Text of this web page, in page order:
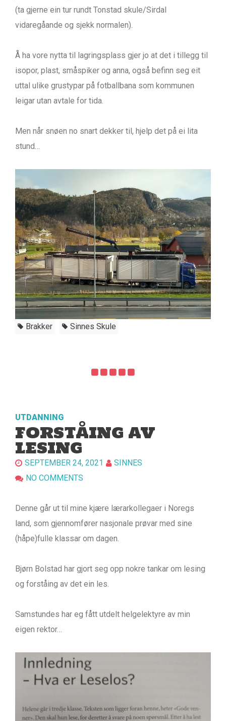
(ta gjerne ein tur rundt Tonstad skule/Sirdal
vidaregåande og sjekk normalen).
Å ha vore nytta til lagringsplass gjer jo at det i tillegg til
isopor, plast, småspiker og anna, også befinn seg eit
uttal ulike grustypar på fotballbana som kommunen
leigar utan avtale for tida.
Men når snøen no snart dekker til, hjelp det på ei lita
stund…
Brakker Sinnes Skule
UTDANNING
FORSTÅING AV
LESING
SEPTEMBER 24, 2021
SINNES
NO COMMENTS
Denne går ut til mine kjære lærarkollegaer i Noregs
land, som gjennomfører nasjonale prøvar med sine
(håpe)fulle klassar om dagen.
Bjørn Bolstad har gjort seg opp nokre tankar om lesing
og forståing av det ein les.
Samstundes har eg fått utdelt helgelektyre av min
eigen rektor…